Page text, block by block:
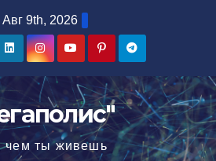
Авг 9th, 2026
чем ты живешь